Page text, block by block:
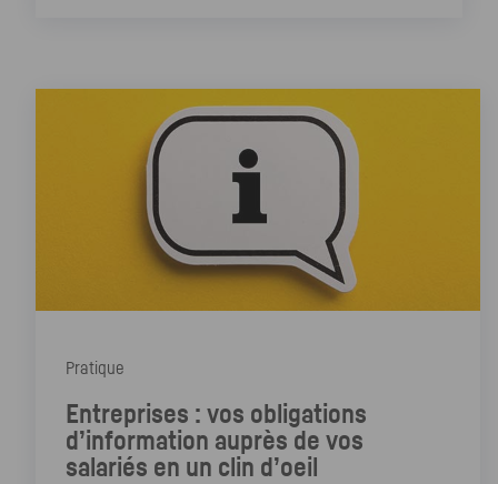
Pratique
Entreprises : vos obligations
d’information auprès de vos
salariés en un clin d’oeil